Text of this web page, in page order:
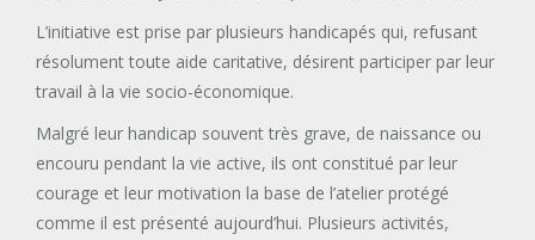
L’initiative est prise par plusieurs handicapés qui, refusant
résolument toute aide caritative, désirent participer par leur
travail à la vie socio-économique.
Malgré leur handicap souvent très grave, de naissance ou
encouru pendant la vie active, ils ont constitué par leur
courage et leur motivation la base de l’atelier protégé
comme il est présenté aujourd’hui. Plusieurs activités,